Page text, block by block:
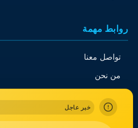
خبر عاجل
روابط مهمة
تواصل معنا
من نحن